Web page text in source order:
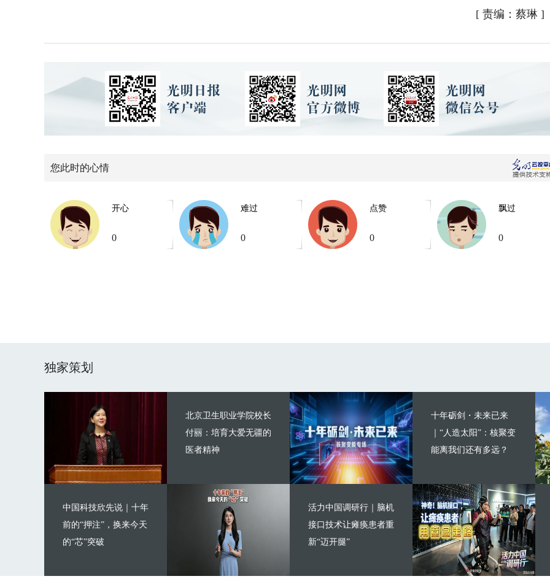
[ 责编：蔡琳]
您此时的心情
开心
0
难过
0
点赞
0
飘过
0
独家策划
北京卫生职业学院校长
付丽：培育大爱无疆的
医者精神
中国科技欣先说｜十年
前的“押注”，换来今天
的“芯”突破
十年砺剑・未来已来
｜“人造太阳”：核聚变
能离我们还有多远？
活力中国调研行｜脑机
接口技术让瘫痪患者重
新“迈开腿”